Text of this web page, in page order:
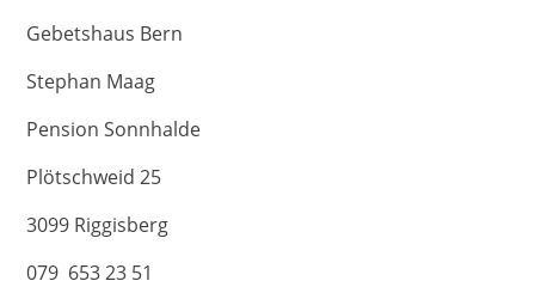
Gebetshaus Bern
Stephan Maag
Pension Sonnhalde
Plötschweid 25
3099 Riggisberg
079 653 23 51